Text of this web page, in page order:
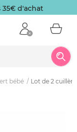
35€ d'achat
bébé Lot de 2